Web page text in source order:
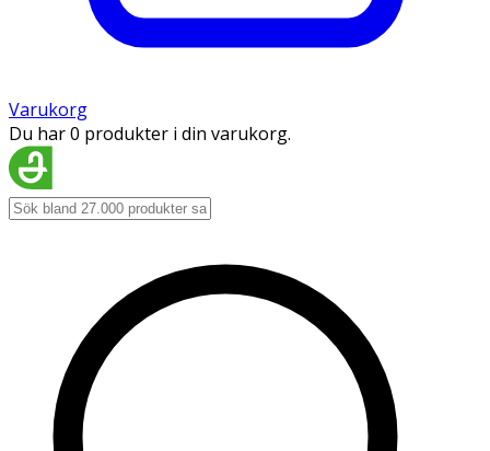
Varukorg
Du har 0 produkter i din varukorg.